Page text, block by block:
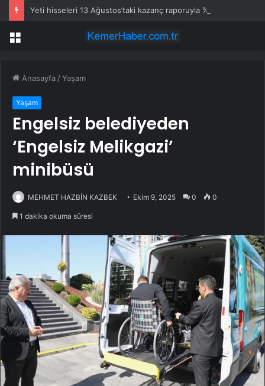
Menü
Anasayfa /Yaşam
Yaşam
Engelsiz belediyeden
‘Engelsiz Melikgazi’
minibüsü
MEHMET HAZBİN KAZBEK Ekim 9, 2025 0 0
1 dakika okuma süresi